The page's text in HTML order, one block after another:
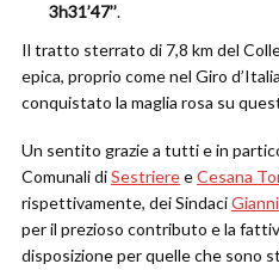
3h31’47’’.
Il tratto sterrato di 7,8 km del
epica, proprio come nel Giro
conquistato la maglia rosa su
Un sentito grazie a tutti e in
Comunali diSestriereeCesana
rispettivamente, dei Sindaci
per il prezioso contributo e la
disposizione per quelle che sono